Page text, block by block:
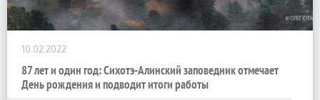
10.02.2022
87 лет и один год: Сихотэ-Алинский заповедник отмечает
День рождения и подводит итоги работы